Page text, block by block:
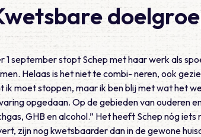
1 september stopt Schep met haar werk als
Helaas is het niet te combi- neren, ook
ik moet stoppen, maar ik ben blij met wat het
opgedaan. Op de gebieden van ouderen
GHB en alcohol.” Het heeft Schep nóg
zijn nog kwetsbaarder dan in de gewone